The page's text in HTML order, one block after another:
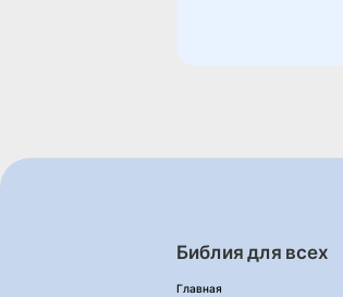
Библия для всех
Главная